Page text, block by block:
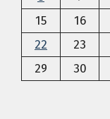
15
16
22
23
29
30